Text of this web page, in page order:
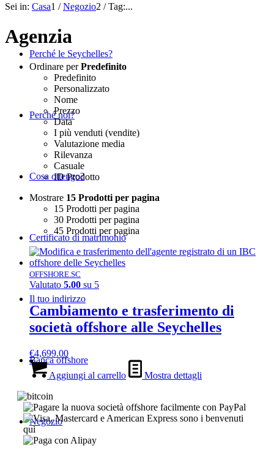
Perché le Seychelles?
Perché noi?
Cosa ottengo?
Certificato di matrimonio
Il tuo indirizzo
Banca offshore
Negozio
Sei in: Casa1 / Negozio2 / Tag:...
Agenzia
Ordinare perPredefinito
Predefinito
Personalizzato
Nome
Prezzo
Data
I più venduti (vendite)
Valutazione media
Rilevanza
Casuale
ID Prodotto
Mostrare 15 Prodotti per pagina
15 Prodotti per pagina
30 Prodotti per pagina
45 Prodotti per pagina
OFFSHORE.SC
Valutato 5.00 su 5
Cambiamento e trasferimento di
società offshore alle Seychelles
€4,699.00
Aggiungi al carrello Mostra dettagli